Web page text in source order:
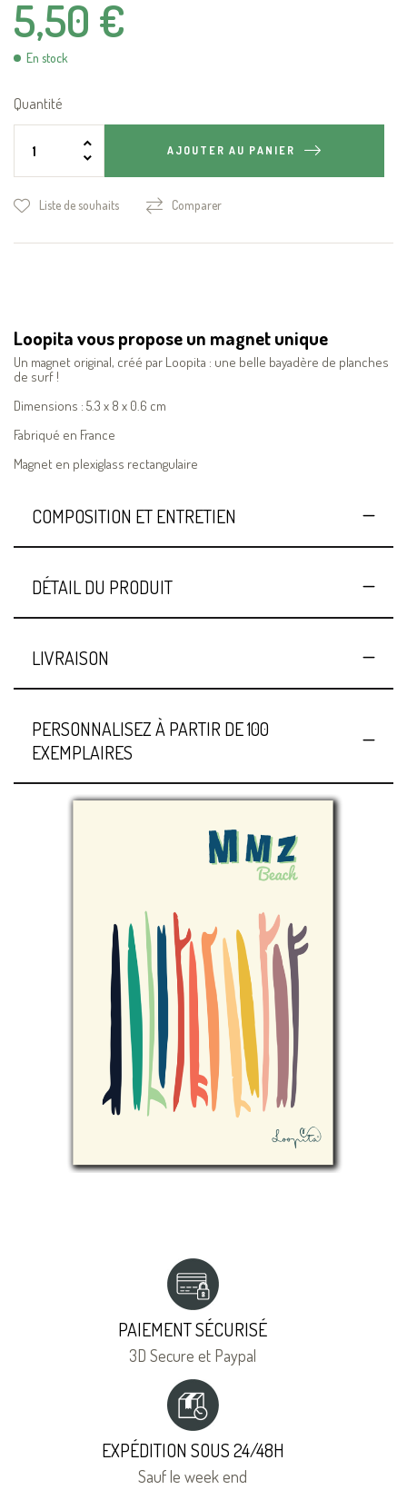
5,50 €
En stock
Quantité
AJOUTER AU PANIER
Liste de souhaits Comparer
Loopita vous propose un magnet unique
Un magnet original, créé par Loopita : une belle bayadère de planches
de surf !
Dimensions : 5.3 x 8 x 0.6 cm
Fabriqué en France
Magnet en plexiglass rectangulaire
COMPOSITION ET ENTRETIEN
DÉTAIL DU PRODUIT
LIVRAISON
PERSONNALISEZ À PARTIR DE 100
EXEMPLAIRES
PAIEMENT SÉCURISÉ
3D Secure et Paypal
EXPÉDITION SOUS 24/48H
Sauf le week end